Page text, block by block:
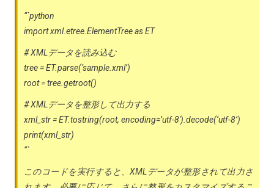
“`python
import xml.etree.ElementTree as ET
# XMLデータを読み込む
tree = ET.parse(‘sample.xml’)
root = tree.getroot()
# XMLデータを整形して出力する
xml_str = ET.tostring(root, encoding=’utf-8′).decode(‘utf-8’)
print(xml_str)
“`
このコードを実行すると、XMLデータが整形されて出力さ